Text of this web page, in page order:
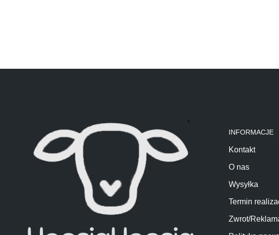
INFORMACJE
Kontakt
O nas
Wysyłka
Termin
Zwrot/